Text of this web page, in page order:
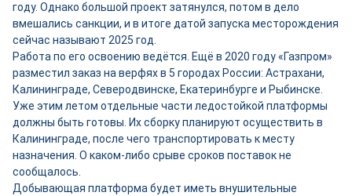
году. Однако большой проект затянулся, потом в дело
вмешались санкции, и в итоге датой запуска месторождения
сейчас называют 2025 год.
Работа по его освоению ведётся. Ещё в 2020 году «Газпром»
разместил заказ на верфях в 5 городах России: Астрахани,
Калининграде, Северодвинске, Екатеринбурге и Рыбинске.
Уже этим летом отдельные части ледостойкой платформы
должны быть готовы. Их сборку планируют осуществить в
Калининграде, после чего транспортировать к месту
назначения. О каком-либо срыве сроков поставок не
сообщалось.
Добывающая платформа будет иметь внушительные